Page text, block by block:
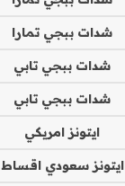
شدات ببجي تمارا
شدات ببجي تابي
شدات ببجي تابي
ايتونز امريكي
ايتونز سعودي اقساط